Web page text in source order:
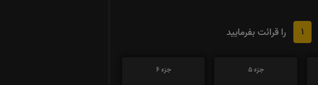
1 را قرائت بفرمایید
جزء 5
جزء 6